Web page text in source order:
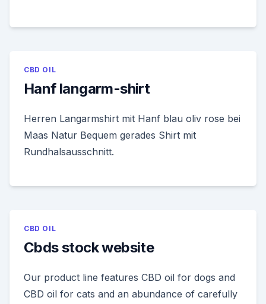
CBD OIL
Hanf langarm-shirt
Herren Langarmshirt mit Hanf blau oliv rose bei
Maas Natur Bequem gerades Shirt mit
Rundhalsausschnitt.
CBD OIL
Cbds stock website
Our product line features CBD oil for dogs and
CBD oil for cats and an abundance of carefully